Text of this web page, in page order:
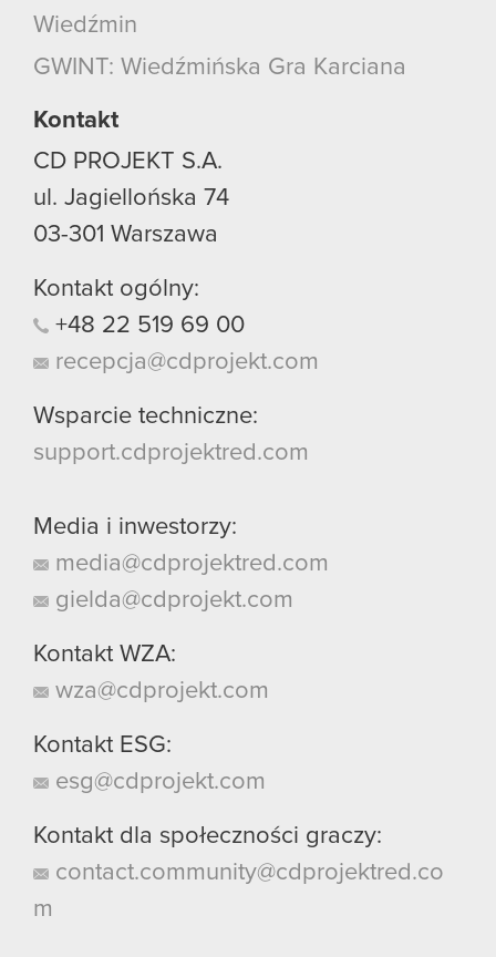
Wiedźmin
GWINT: Wiedźmińska Gra Karciana
Kontakt
CD PROJEKT S.A.
ul. Jagiellońska 74
03-301 Warszawa
Kontakt ogólny:
+48 22 519 69 00
recepcja@cdprojekt.com
Wsparcie techniczne:
support.cdprojektred.com
Media i inwestorzy:
media@cdprojektred.com
gielda@cdprojekt.com
Kontakt WZA:
wza@cdprojekt.com
Kontakt ESG:
esg@cdprojekt.com
Kontakt dla społeczności graczy:
contact.community@cdprojektred.co
m